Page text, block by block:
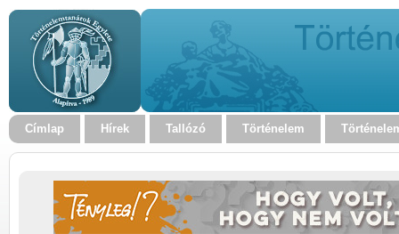
Címlap Hírek Tallózó Történelem